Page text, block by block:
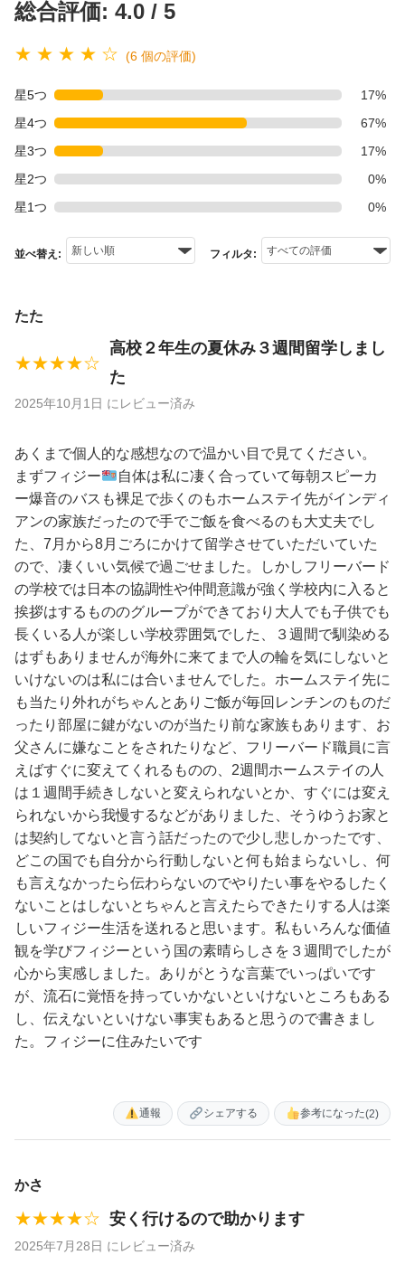
総合評価: 4.0 / 5
★ ★ ★ ★ ☆ (6 個の評価)
星5つ
17%
星4つ
67%
星3つ
17%
星2つ
0%
星1つ
0%
並べ替え: フィルタ:
たた
★★★★☆
高校２年生の夏休み３週間留学しまし
た
2025年10月1日 にレビュー済み
あくまで個人的な感想なので温かい目で見てください。
まずフィジー
自体は私に凄く合っていて毎朝スピーカ
ー爆音のバスも裸足で歩くのもホームステイ先がインディ
アンの家族だったので手でご飯を食べるのも大丈夫でし
た、7月から8月ごろにかけて留学させていただいていた
ので、凄くいい気候で過ごせました。しかしフリーバード
の学校では日本の協調性や仲間意識が強く学校内に入ると
挨拶はするもののグループができており大人でも子供でも
長くいる人が楽しい学校雰囲気でした、３週間で馴染める
はずもありませんが海外に来てまで人の輪を気にしないと
いけないのは私には合いませんでした。ホームステイ先に
も当たり外れがちゃんとありご飯が毎回レンチンのものだ
ったり部屋に鍵がないのが当たり前な家族もあります、お
父さんに嫌なことをされたりなど、フリーバード職員に言
えばすぐに変えてくれるものの、2週間ホームステイの人
は１週間手続きしないと変えられないとか、すぐには変え
られないから我慢するなどがありました、そうゆうお家と
は契約してないと言う話だったので少し悲しかったです、
どこの国でも自分から行動しないと何も始まらないし、何
も言えなかったら伝わらないのでやりたい事をやるしたく
ないことはしないとちゃんと言えたらできたりする人は楽
しいフィジー生活を送れると思います。私もいろんな価値
観を学びフィジーという国の素晴らしさを３週間でしたが
心から実感しました。ありがとうな言葉でいっぱいです
が、流石に覚悟を持っていかないといけないところもある
し、伝えないといけない事実もあると思うので書きまし
た。フィジーに住みたいです
参考になった(2)
シェアする
通報
かさ
★★★★☆ 安く行けるので助かります
2025年7月28日 にレビュー済み